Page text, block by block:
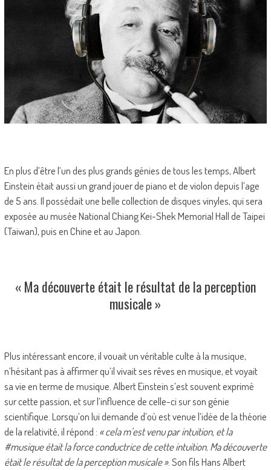
En plus d’être l’un des plus grands génies de tous les temps, Albert
Einstein était aussi un grand jouer de piano et de violon depuis l’age
de 5 ans. Il possédait une belle collection de disques vinyles, qui sera
exposée au musée National Chiang Kei-Shek Memorial Hall de Taipei
(Taiwan), puis en Chine et au Japon.
« Ma découverte était le résultat de la perception
musicale »
Plus intéressant encore, il vouait un véritable culte à la musique,
n’hésitant pas à affirmer qu’il vivait ses rêves en musique, et voyait
sa vie en terme de musique. Albert Einstein s’est souvent exprimé
sur cette passion, et sur l’influence de celle-ci sur son génie
scientifique. Lorsqu’on lui demande d’où est venue l’idée de la théorie
de la relativité, il répond : « cela m’est venu par intuition, et la
#musique était la force conductrice de cette intuition. Ma découverte
était le résultat de la perception musicale ». Son fils Hans Albert